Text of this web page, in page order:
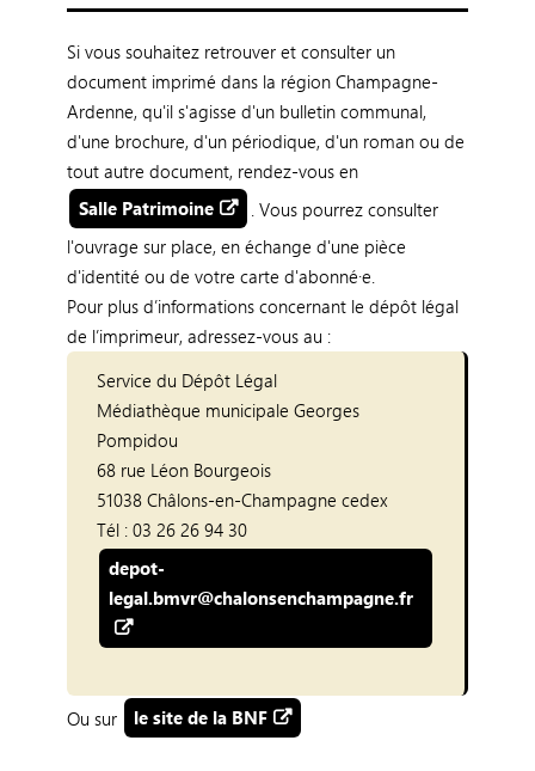
Si vous souhaitez retrouver et consulter un
document imprimé dans la région Champagne-
Ardenne, qu'il s'agisse d'un bulletin communal,
d'une brochure, d'un périodique, d'un roman ou de
tout autre document, rendez-vous en
Salle Patrimoine
. Vous pourrez consulter
l'ouvrage sur place, en échange d'une pièce
d'identité ou de votre carte d'abonné·e.
Pour plus d’informations concernant le dépôt légal
de l’imprimeur, adressez-vous au :
Service du Dépôt Légal
Médiathèque municipale Georges
Pompidou
68 rue Léon Bourgeois
51038 Châlons-en-Champagne cedex
Tél : 03 26 26 94 30
depot-
legal.bmvr@chalonsenchampagne.fr
Ou sur le site de la BNF